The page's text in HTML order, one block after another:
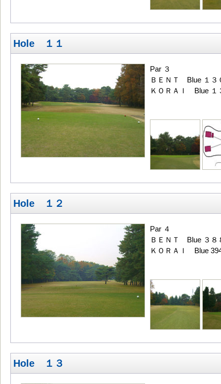
Hole １１
Par ３
ＢＥＮＴ Blue １
ＫＯＲＡＩ Blue
Hole １２
Par ４
ＢＥＮＴ Blue ３
ＫＯＲＡＩ Blue
Hole １３